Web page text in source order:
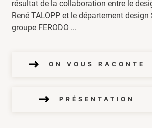
résultat de la collaboration entre le
René TALOPP et le département design
groupe FERODO ...
ON VOUS RACONTE
PRÉSENTATION